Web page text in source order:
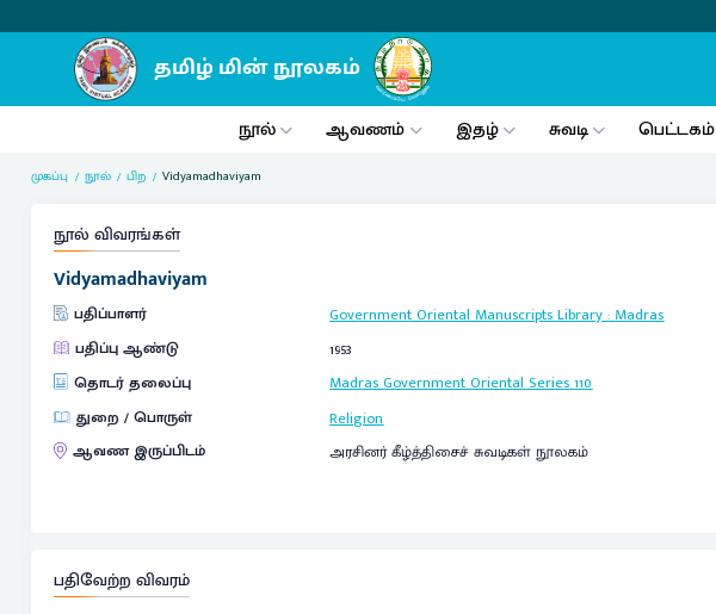
நூல் ஆவணம் இதழ் சுவடி பெட்டகம்
முகப்பு நூல் பிற Vidyamadhaviyam
நூல் விவரங்கள்
Vidyamadhaviyam
பதிப்பாளர் Government Oriental Manuscripts Library:Madras
பதிப்பு ஆண்டு
1953
தொடர் தலைப்பு
Madras Government Oriental Series110
துறை / பொருள்
Religion
ஆவண இருப்பிடம்
அரசினர் கீழ்த்திசைச் சுவடிகள் நூலகம்
பதிவேற்ற விவரம்